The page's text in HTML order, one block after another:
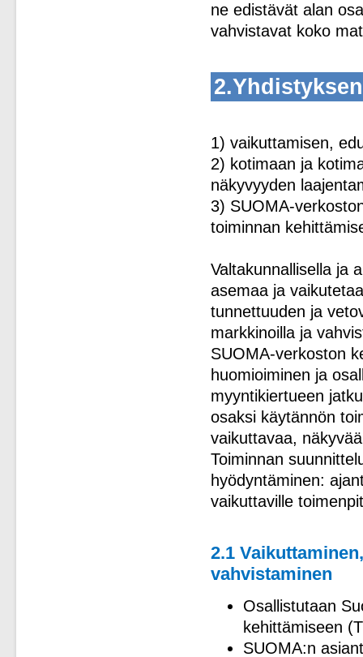
ne edistävät alan
vahvistavat koko
1) vaikuttamisen,
2) kotimaan ja
näkyvyyden
3) SUOMA-
toiminnan
Valtakunnallisella ja
asemaa ja
tunnettuuden ja
markkinoilla ja
SUOMA-verkoston
huomioiminen ja
myyntikiertueen
osaksi käytännön
vaikuttavaa,
Toiminnan
hyödyntäminen:
vaikuttaville
2.1
vahvistaminen
Osallistutaan
kehittämiseen
SUOMA:n